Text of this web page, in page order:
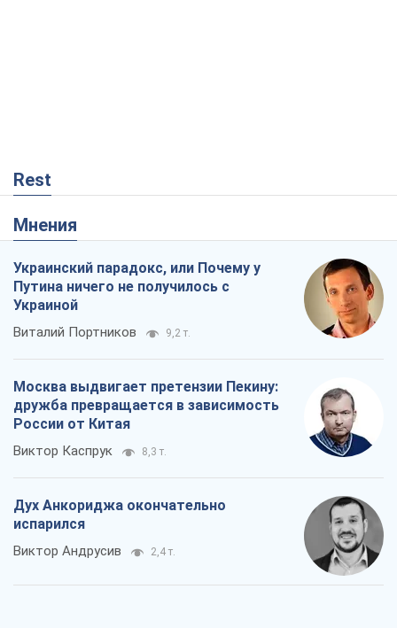
Rest
Мнения
Украинский парадокс, или Почему у
Путина ничего не получилось с
Украиной
Виталий Портников 9,2 т.
Москва выдвигает претензии Пекину:
дружба превращается в зависимость
России от Китая
Виктор Каспрук 8,3 т.
Дух Анкориджа окончательно
испарился
Виктор Андрусив 2,4 т.